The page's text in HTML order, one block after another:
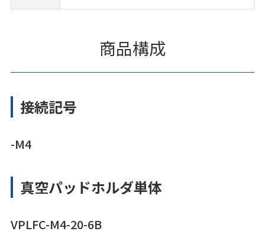
商品構成
接続記号
-M4
真空パッドホルダ単体
VPLFC-M4-20-6B